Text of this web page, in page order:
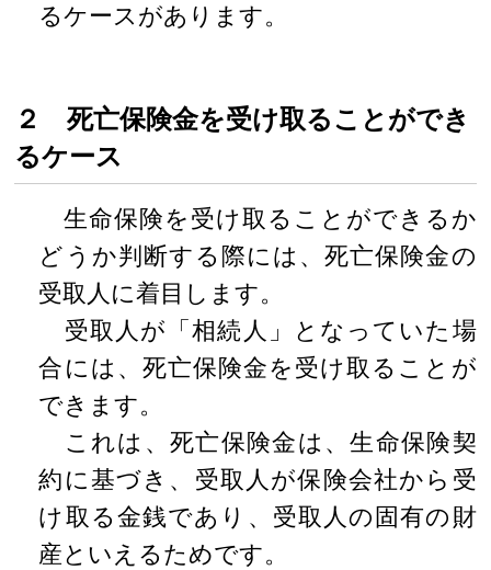
るケースがあります。
２ 死亡保険金を受け取ることができ
るケース
生命保険を受け取ることができるか
どうか判断する際には、死亡保険金の
受取人に着目します。
受取人が「相続人」となっていた場
合には、死亡保険金を受け取ることが
できます。
これは、死亡保険金は、生命保険契
約に基づき、受取人が保険会社から受
け取る金銭であり、受取人の固有の財
産といえるためです。